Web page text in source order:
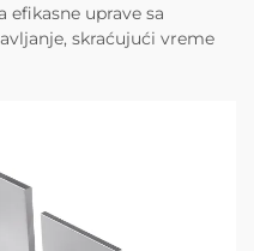
uprave sa
skraćujući vreme